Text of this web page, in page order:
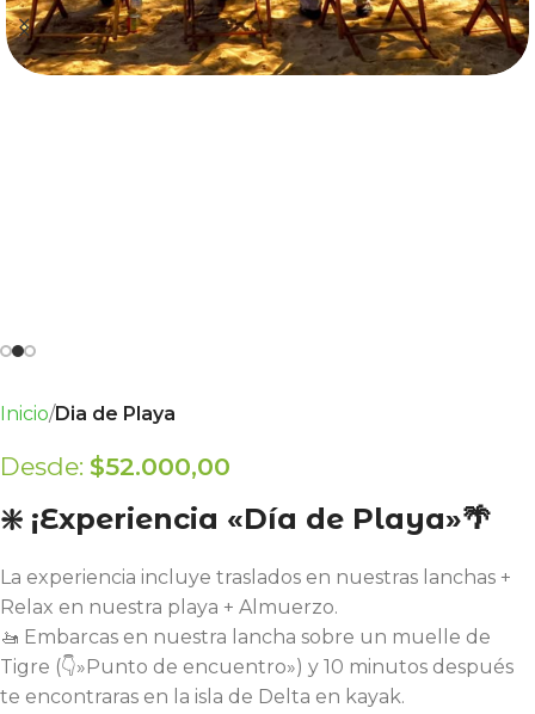
Inicio Dia de Playa
Desde: $52.000,00
❇️ ¡Experiencia «Día de Playa»🌴
La experiencia incluye traslados en nuestras lanchas +
Relax en nuestra playa + Almuerzo.
🚤 Embarcas en nuestra lancha sobre un muelle de
Tigre (👇»Punto de encuentro») y 10 minutos después
te encontraras en la isla de Delta en kayak.